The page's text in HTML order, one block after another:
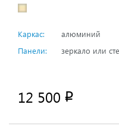
Каркас:
алюминий
Панели:
зеркало или
12 500 p